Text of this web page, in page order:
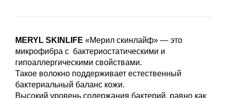
MERYL SKINLIFE «Мерил скинлайф» — это
микрофибра с бактериостатическими и
гипоаллергическими свойствами.
Такое волокно поддерживает естественный
бактериальный баланс кожи.
Высокий уровень содержания бактерий, равно как